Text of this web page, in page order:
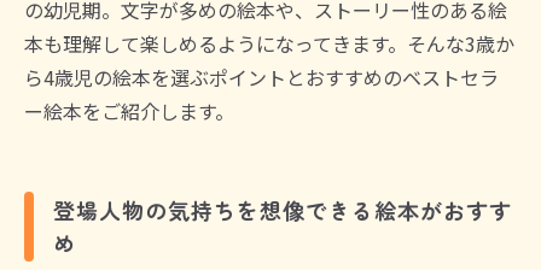
の幼児期。文字が多めの絵本や、ストーリー性のある絵
本も理解して楽しめるようになってきます。そんな3歳か
ら4歳児の絵本を選ぶポイントとおすすめのベストセラ
ー絵本をご紹介します。
登場人物の気持ちを想像できる絵本がおすす
め